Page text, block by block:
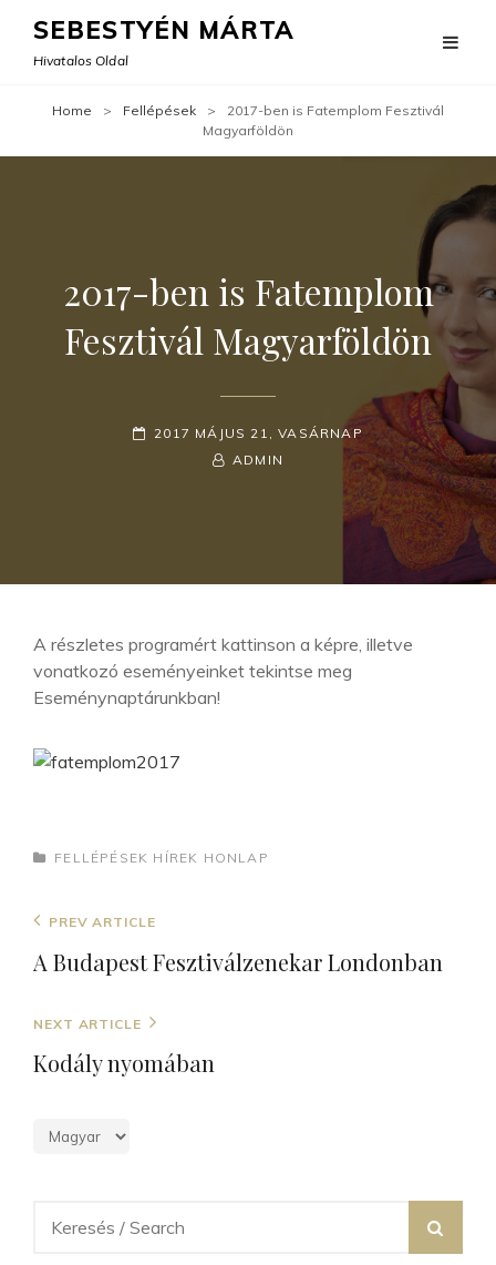
SEBESTYÉN MÁRTA
Hivatalos Oldal
Home > Fellépések >
2017-ben is Fatemplom Fesztivál
Magyarföldön
2017-ben is Fatemplom
Fesztivál Magyarföldön
POSTED-
2017 MÁJUS 21, VASÁRNAP
BY
BYLINE
ADMIN
A részletes programért kattinson a képre, illetve
vonatkozó eseményeinket tekintse meg
Eseménynaptárunkban!
CATEGORIES
FELLÉPÉSEK HÍREK HONLAP
Bejegyzés
navigáció
Previous
Post
PREV ARTICLE
A Budapest Fesztiválzenekar Londonban
Next
Post
NEXT ARTICLE
Kodály nyomában
for: